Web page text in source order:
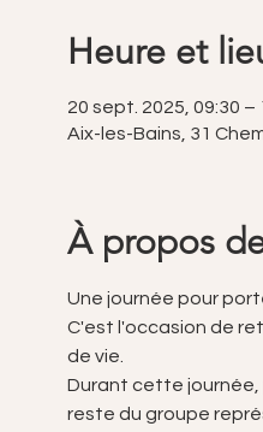
Heure et
20 sept. 2025, 09:30 –
Aix-les-Bains, 31
À propos
Une journée pour
C'est l'occasion de
de vie.
Durant cette journée,
reste du groupe